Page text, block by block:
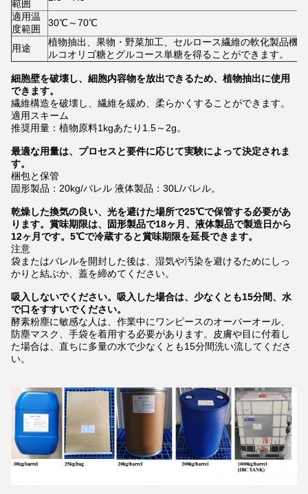
範囲
適用温
度範囲
30℃～70℃
用途
植物抽出、果物・野菜加工、セルロース繊維の軟化製品機能
ルコオリゴ糖とグルコース単糖を得ることができます。
細胞壁を破壊し、細胞内容物を放出できるため、植物抽出に使用
できます。
繊維構造を破壊し、繊維を緩め、柔らかくすることができます。
適用スキーム
推奨用量：植物原料1kgあたり1.5～2g。
最適な用量は、プロセスと要件に応じて実験によって決定されま
す。
梱包と保管
固形製品：20kg/バレル 液体製品：30L/バレル。
乾燥した換気の良い、光を避けた場所で25℃で保管する必要があ
ります。賞味期限は、固形製品で18ヶ月、液体製品で製造日から
12ヶ月です。5℃で冷蔵すると賞味期限を延長できます。
注意
袋またはバレルを開封した後は、湿気や汚染を避けるためにしっ
かりと結ぶか、蓋を締めてください。
吸入しないでください。吸入した場合は、少なくとも15分間、水
で口をすすいでください。
酵素粉塵に敏感な人は、作業中にワンピースのオーバーオール、
防塵マスク、手袋を着用する必要があります。皮膚や目に付着し
た場合は、直ちに多量の水で少なくとも15分間洗い流してくださ
い。